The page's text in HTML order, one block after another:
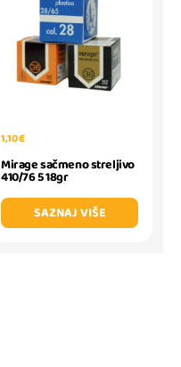
1,10 €
Mirage sačmeno streljivo
410/76 5 18gr
SAZNAJ VIŠE